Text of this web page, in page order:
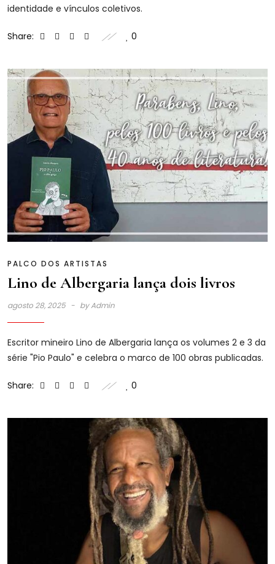
identidade e vínculos coletivos.
Share: 0
PALCO DOS ARTISTAS
Lino de Albergaria lança dois livros
agosto 28, 2025 byAdmin
Escritor mineiro Lino de Albergaria lança os volumes 2 e 3 da
série "Pio Paulo" e celebra o marco de 100 obras publicadas.
Share: 0